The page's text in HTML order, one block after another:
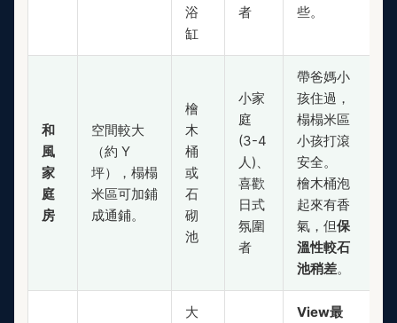
浴
缸
者
些。
和
風
家
庭
房
空間較大
（約 Y
坪），榻榻
米區可加鋪
成通鋪。
檜
木
桶
或
石
砌
池
小家
庭
(3-4
人)、
喜歡
日式
氛圍
者
帶爸媽小
孩住過，
榻榻米區
小孩打滾
安全。
檜木桶泡
起來有香
氣，但保
溫性較石
池稍差。
大
View最